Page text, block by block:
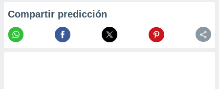
Compartir predicción